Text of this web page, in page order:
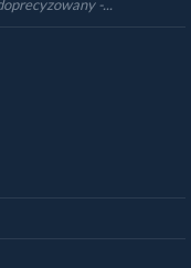
-...